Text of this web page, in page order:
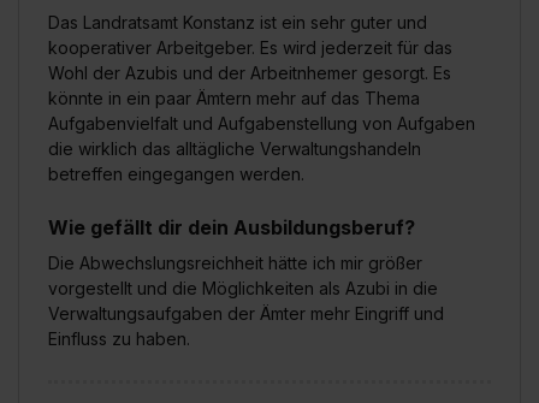
Das Landratsamt Konstanz ist ein sehr guter und
kooperativer Arbeitgeber. Es wird jederzeit für das
Wohl der Azubis und der Arbeitnhemer gesorgt. Es
könnte in ein paar Ämtern mehr auf das Thema
Aufgabenvielfalt und Aufgabenstellung von Aufgaben
die wirklich das alltägliche Verwaltungshandeln
betreffen eingegangen werden.
Wie gefällt dir dein Ausbildungsberuf?
Die Abwechslungsreichheit hätte ich mir größer
vorgestellt und die Möglichkeiten als Azubi in die
Verwaltungsaufgaben der Ämter mehr Eingriff und
Einfluss zu haben.